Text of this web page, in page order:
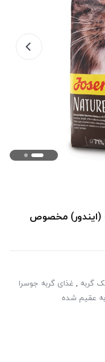
(ایندور) مخصوص
گربه , غذای گربه جوسرا
عقیم شده